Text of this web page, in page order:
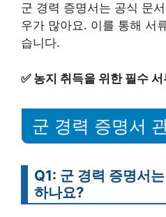
군 경력 증명서는 공식 문
우가 많아요. 이를 통해 서
습니다.
✅ 농지 취득을 위한 필수
군 경력 증명서
Q1: 군 경력 증명서
하나요?